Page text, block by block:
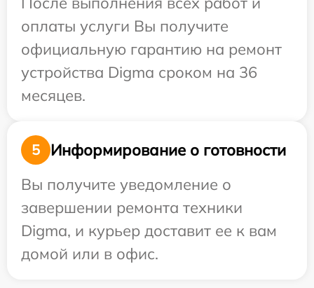
оплаты услуги Вы получите
официальную гарантию на ремонт
устройства Digma сроком на 36
месяцев.
5
Информирование о готовности
Вы получите уведомление о
завершении ремонта техники
Digma, и курьер доставит ее к вам
домой или в офис.